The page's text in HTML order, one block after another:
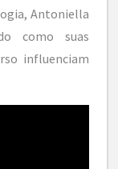
Antoniella
como suas
influenciam